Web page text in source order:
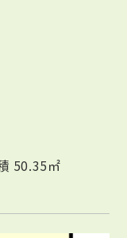
50.35㎡